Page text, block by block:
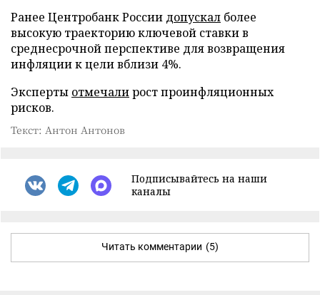
Ранее Центробанк России допускал более
высокую траекторию ключевой ставки в
среднесрочной перспективе для возвращения
инфляции к цели вблизи 4%.
Эксперты отмечалирост проинфляционных
рисков.
Текст: Антон Антонов
Подписывайтесь на наши
каналы
Читать комментарии (5)